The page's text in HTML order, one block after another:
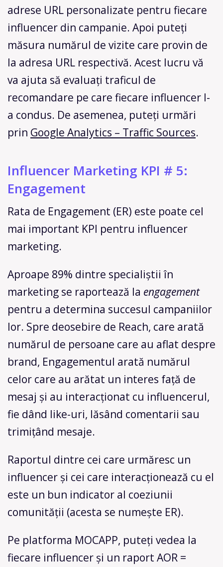
adrese URL personalizate pentru fiecare
influencer din campanie. Apoi puteți
măsura numărul de vizite care provin de
la adresa URL respectivă. Acest lucru vă
va ajuta să evaluați traficul de
recomandare pe care fiecare influencer l-
a condus. De asemenea, puteți urmări
prin Google Analytics – Traffic Sources.
Influencer Marketing KPI # 5:
Engagement
Rata de Engagement (ER) este poate cel
mai important KPI pentru influencer
marketing.
Aproape 89% dintre specialiștii în
marketing se raportează la engagement
pentru a determina succesul campaniilor
lor. Spre deosebire de Reach, care arată
numărul de persoane care au aflat despre
brand, Engagementul arată numărul
celor care au arătat un interes față de
mesaj și au interacționat cu influencerul,
fie dând like-uri, lăsând comentarii sau
trimițând mesaje.
Raportul dintre cei care urmăresc un
influencer și cei care interacționează cu el
este un bun indicator al coeziunii
comunității (acesta se numește ER).
Pe platforma MOCAPP, puteți vedea la
fiecare influencer și un raport AOR =